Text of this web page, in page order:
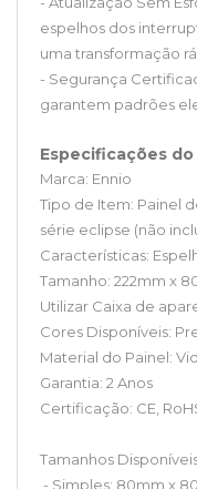
espelhos dos
uma transformação
- Segurança
garantem padrões
Especificações
Marca: Ennio
Tipo de Item: Painel
série eclipse (não
Características:
Tamanho: 222mm x
Utilizar Caixa de
Cores Disponíveis:
Material do Painel:
Garantia: 2 Anos
Certificação: CE,
Tamanhos
- Simples: 80mm x